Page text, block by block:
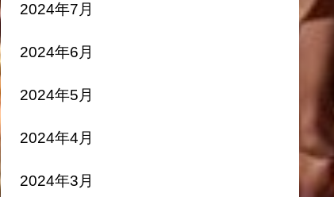
2024年7月
2024年6月
2024年5月
2024年4月
2024年3月